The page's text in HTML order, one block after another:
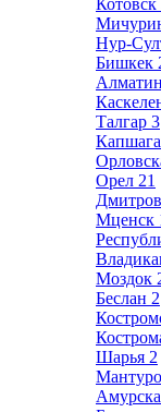
Котовск
Нур-
Бишкек
Талгар 3
Орел 21
Мценск
Моздок
Беслан 2
Шарья 2